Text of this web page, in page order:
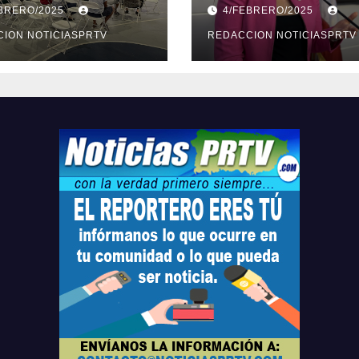
en
2025
NOTICIASPRTV
violencia en el
noviazgo
4/FEBRERO/2025
REDACCION NOTICIASPRTV